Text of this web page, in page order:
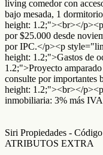
living comedor con
bajo mesada, 1
height: 1.2;"><br></
por $25.000 desde
por IPC.</p><p
height: 1.2;">Gastos de
1.2;">Proyecto
consulte por importantes
height: 1.2;"><br></
inmobiliaria: 3% más
Siri Propiedades -
ATRIBUTOS EXTRA